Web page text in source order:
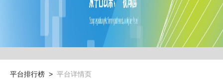
平台排行榜 > 平台详情页